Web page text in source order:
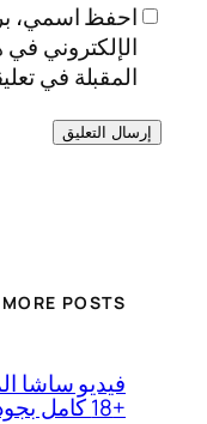
احفظ اسمي،
الإلكتروني في
المقبلة في
MORE POSTS
فيديو ساشا
+18 كامل بجودة عالية